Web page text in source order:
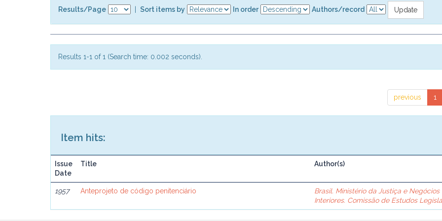
Results/Page Sort items by In order Authors/record
Results 1-1 of 1 (Search time: 0.002 seconds).
previous 1
Item hits:
Issue
Date
Title Author(s)
1957 Anteprojeto de código penitenciário
Brasil. Ministério da Justiça e Negócios
Interiores. Comissão de Estudos